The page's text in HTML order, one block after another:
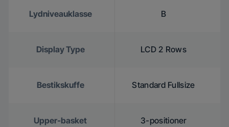
Lydniveauklasse B
Display Type LCD 2 Rows
Bestikskuffe Standard Fullsize
Upper-basket
3-positioner